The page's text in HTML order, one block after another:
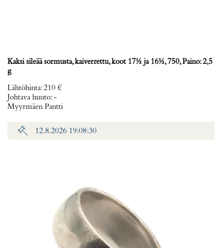
Kaksi sileää sormusta, kaiverrettu, koot 17½ ja 16½, 750, Paino: 2,5
g
Lähtöhinta:210 €
Johtava huuto:-
Myyrmäen Pantti
12.8.2026 19:08:30